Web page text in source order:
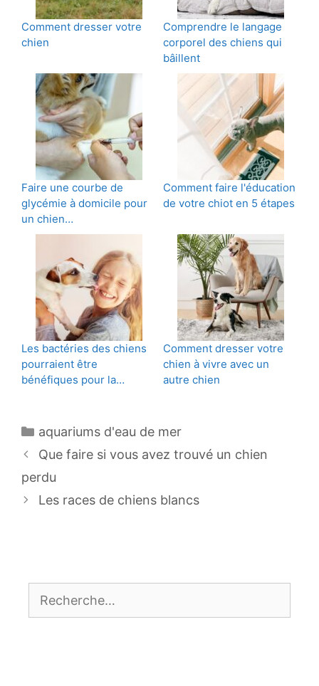
Comment dresser votre
chien
Comprendre le langage
corporel des chiens qui
bâillent
Faire une courbe de
glycémie à domicile pour
un chien…
Comment faire l'éducation
de votre chiot en 5 étapes
Les bactéries des chiens
pourraient être
bénéfiques pour la…
Comment dresser votre
chien à vivre avec un
autre chien
Catégories
aquariums d'eau de mer
Navigation
des
Que faire si vous avez trouvé un chien
perdu
Les races de chiens blancs